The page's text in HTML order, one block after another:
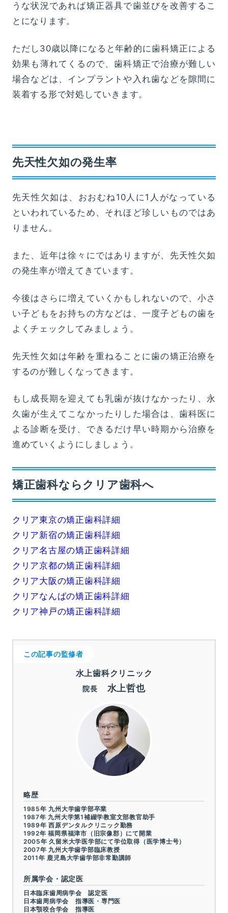
うな状況であれば矯正器具で歯並びを改善するこ
とになります。
ただし30歳以降になると年齢的に歯科矯正による
効果も薄れてくるので、歯科矯正で治療が難しい
場合などは、インプラントや入れ歯などを隙間に
装着する形で対処していきます。
先天性欠如の発生率
先天性欠如は、おおむね10人に1人がなっている
といわれているため、それほど珍しいものではあ
りません。
また、近年は徐々にではありますが、先天性欠如
の発生率が増えてきています。
今後はさらに増えていくかもしれないので、小さ
い子どもをお持ちの方などは、一度子どもの歯を
よくチェックしてみましょう。
先天性欠如は年齢を重ねることに歯の矯正治療を
するのが難しくなってきます。
もし成長期を迎えても乳歯が抜けなかったり、永
久歯が生えてこなかったりした場合は、歯科医に
よる診断を受け、できるだけ早い時期から治療を
進めていくようにしましょう。
矯正歯科ならクリア歯科へ
クリア東京の矯正歯科詳細
クリア新宿の矯正歯科詳細
クリア名古屋の矯正歯科詳細
クリア京都の矯正歯科詳細
クリア大阪の矯正歯科詳細
クリアなんばの矯正歯科詳細
クリア神戸の矯正歯科詳細
この記事の監修者
水上歯科クリニック
院長 水上哲也
略歴
1985年 九州大学歯学部卒業
1987年 九州大学第1補綴学教室文部教官助手
1989年 西原デンタルクリニック勤務
1992年 福岡県福津市（旧宗像郡）にて開業
2005年 久留米大学医学部にて学位取得（医学博士号）
2007年 九州大学歯学部臨床教授
2011年 鹿児島大学歯学部非常勤講師
所属学会・認定医
日本臨床歯周病学会 認定医
日本歯周病学会 指導医・専門医
日本顎咬合学会 指導医